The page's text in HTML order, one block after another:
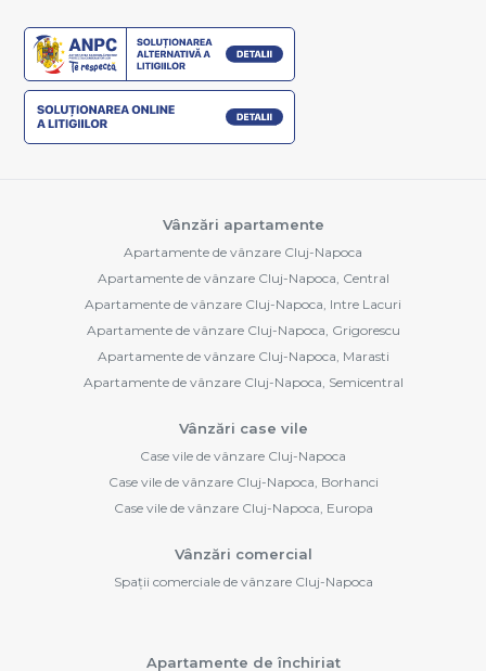
Vânzări apartamente
Apartamente de vânzare Cluj-Napoca
Apartamente de vânzare Cluj-Napoca, Central
Apartamente de vânzare Cluj-Napoca, Intre Lacuri
Apartamente de vânzare Cluj-Napoca, Grigorescu
Apartamente de vânzare Cluj-Napoca, Marasti
Apartamente de vânzare Cluj-Napoca, Semicentral
Vânzări case vile
Case vile de vânzare Cluj-Napoca
Case vile de vânzare Cluj-Napoca, Borhanci
Case vile de vânzare Cluj-Napoca, Europa
Vânzări comercial
Spații comerciale de vânzare Cluj-Napoca
Apartamente de închiriat